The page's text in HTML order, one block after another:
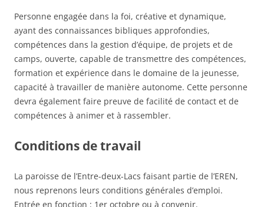
Personne engagée dans la foi, créative et dynamique,
ayant des connaissances bibliques approfondies,
compétences dans la gestion d’équipe, de projets et de
camps, ouverte, capable de transmettre des compétences,
formation et expérience dans le domaine de la jeunesse,
capacité à travailler de manière autonome. Cette personne
devra également faire preuve de facilité de contact et de
compétences à animer et à rassembler.
Conditions de travail
La paroisse de l’Entre-deux-Lacs faisant partie de l’EREN,
nous reprenons leurs conditions générales d’emploi.
Entrée en fonction : 1er octobre ou à convenir.